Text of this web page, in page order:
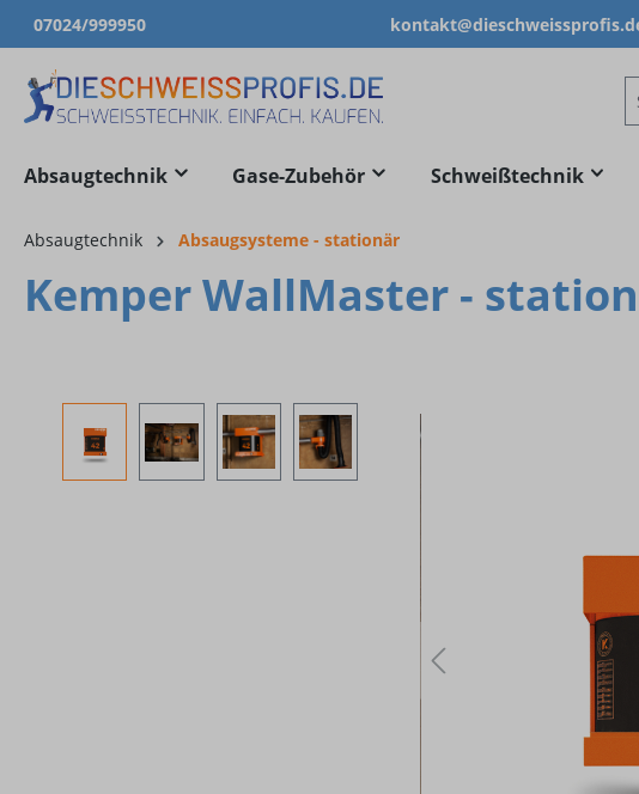
Zur Hauptnavigation springen
07024/999950
Absaugtechnik Gase-Zubehör Schweißtechnik
Absaugtechnik Absaugsysteme - stationär
Kemper WallMaster -
Bildergalerie überspringen